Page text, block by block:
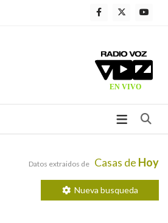
Datos extraidos de Casas de Hoy
Nueva busqueda